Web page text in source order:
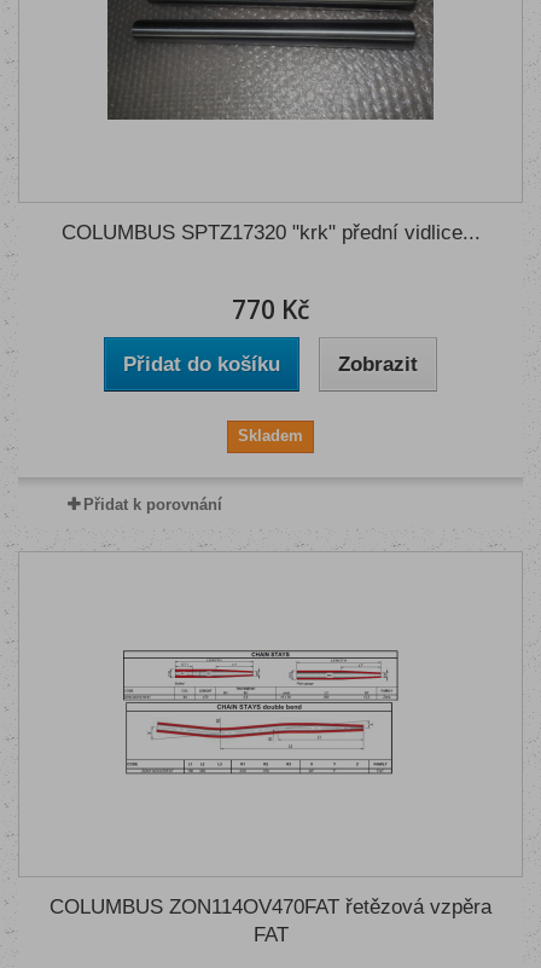
COLUMBUS SPTZ17320 "krk" přední vidlice...
770 Kč
Přidat do košíku Zobrazit
Skladem
Přidat k porovnání
COLUMBUS ZON114OV470FAT řetězová vzpěra
FAT